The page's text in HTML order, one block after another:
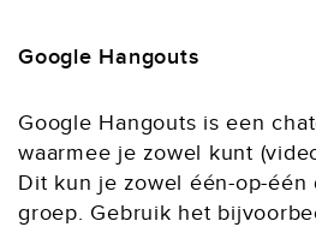
Google Hangouts
Google Hangouts is een
waarmee je zowel kunt
Dit kun je zowel één-op-één
groep. Gebruik het